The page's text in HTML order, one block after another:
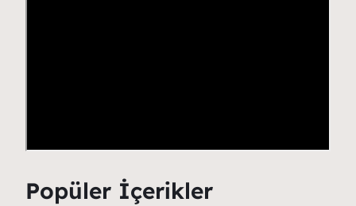
Popüler İçerikler